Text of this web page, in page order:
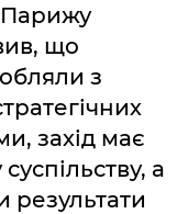
Парижу
що
з
захід має
а
результати